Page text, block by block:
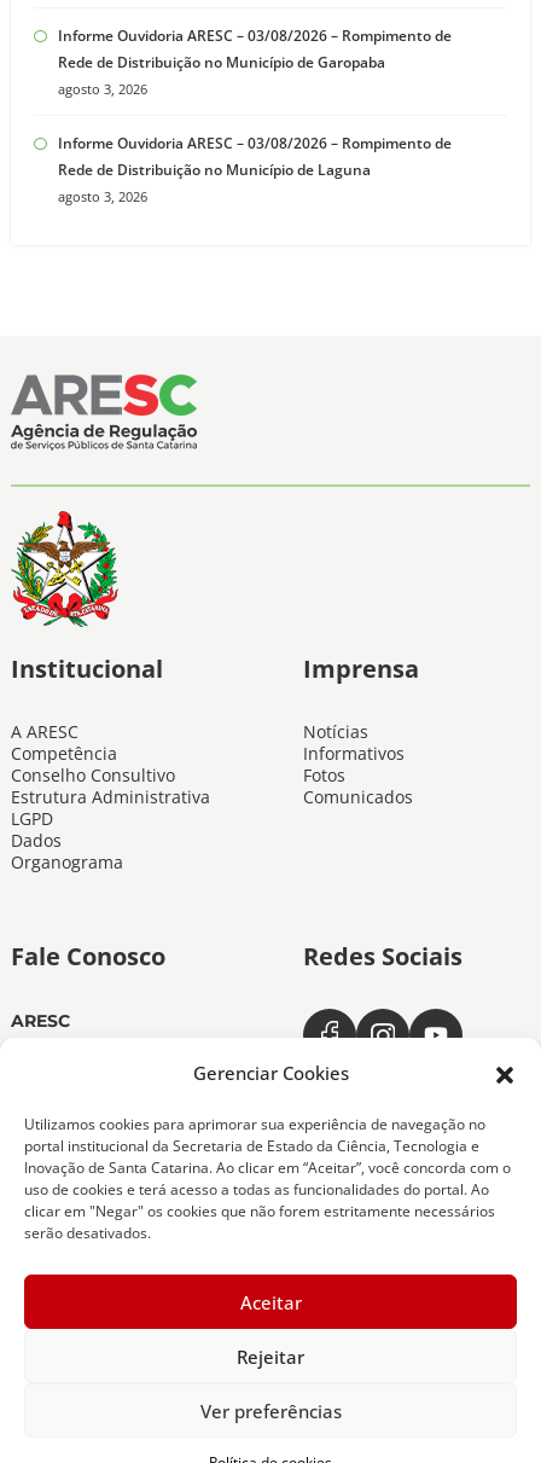
Gerenciar Cookies
Utilizamos cookies para aprimorar sua experiência de navegação no
portal institucional da Secretaria de Estado da Ciência, Tecnologia e
Inovação de Santa Catarina. Ao clicar em “Aceitar”, você concorda com o
uso de cookies e terá acesso a todas as funcionalidades do portal. Ao
clicar em "Negar" os cookies que não forem estritamente necessários
serão desativados.
Aceitar
Rejeitar
Ver preferências
Informe Ouvidoria ARESC – 03/08/2026 – Rompimento de
Rede de Distribuição no Município de Garopaba
agosto 3, 2026
Informe Ouvidoria ARESC – 03/08/2026 – Rompimento de
Rede de Distribuição no Município de Laguna
agosto 3, 2026
Institucional
A ARESC
Competência
Conselho Consultivo
Estrutura Administrativa
LGPD
Dados
Organograma
Imprensa
Notícias
Informativos
Fotos
Comunicados
Fale Conosco
ARESC
ARESC Ouvidoria
Dias úteis das 7h às 19h
0800-6432611
(48) 9 9151-0276
Redes Sociais
Copyright 2026 Todos os Direitos Reservados
ARESC - Agência de Regulação de Serviços Públicos
de Santa Catarina -Desenvolvedor - SCTI